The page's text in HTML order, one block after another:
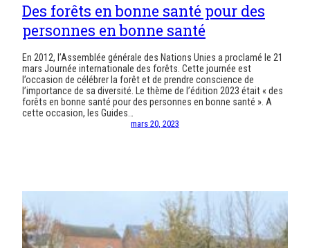
Des forêts en bonne santé pour des
personnes en bonne santé
En 2012, l’Assemblée générale des Nations Unies a proclamé le 21
mars Journée internationale des forêts. Cette journée est
l’occasion de célébrer la forêt et de prendre conscience de
l’importance de sa diversité. Le thème de l’édition 2023 était « des
forêts en bonne santé pour des personnes en bonne santé ». A
cette occasion, les Guides…
mars 20, 2023